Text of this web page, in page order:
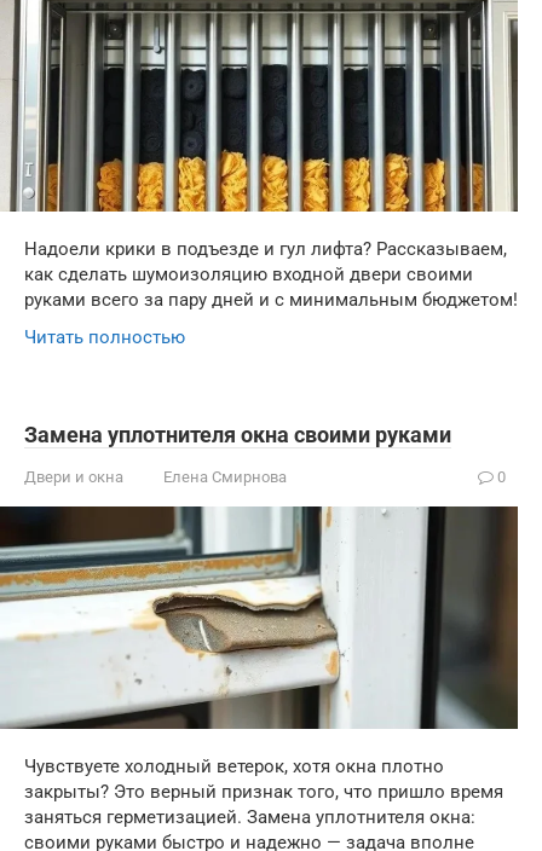
Надоели крики в подъезде и гул лифта? Рассказываем,
как сделать шумоизоляцию входной двери своими
руками всего за пару дней и с минимальным бюджетом!
Читать полностью
Замена уплотнителя окна своими руками
Двери и окна Елена Смирнова 0
Чувствуете холодный ветерок, хотя окна плотно
закрыты? Это верный признак того, что пришло время
заняться герметизацией. Замена уплотнителя окна:
своими руками быстро и надежно — задача вполне